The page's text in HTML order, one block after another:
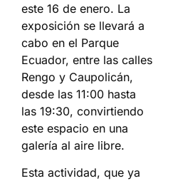
este 16 de enero. La
exposición se llevará a
cabo en el Parque
Ecuador, entre las calles
Rengo y Caupolicán,
desde las 11:00 hasta
las 19:30, convirtiendo
este espacio en una
galería al aire libre.
Esta actividad, que ya